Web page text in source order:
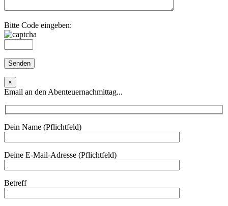
Bitte Code eingeben:
×
Email an den Abenteuernachmittag...
Dein Name (Pflichtfeld)
Deine E-Mail-Adresse (Pflichtfeld)
Betreff